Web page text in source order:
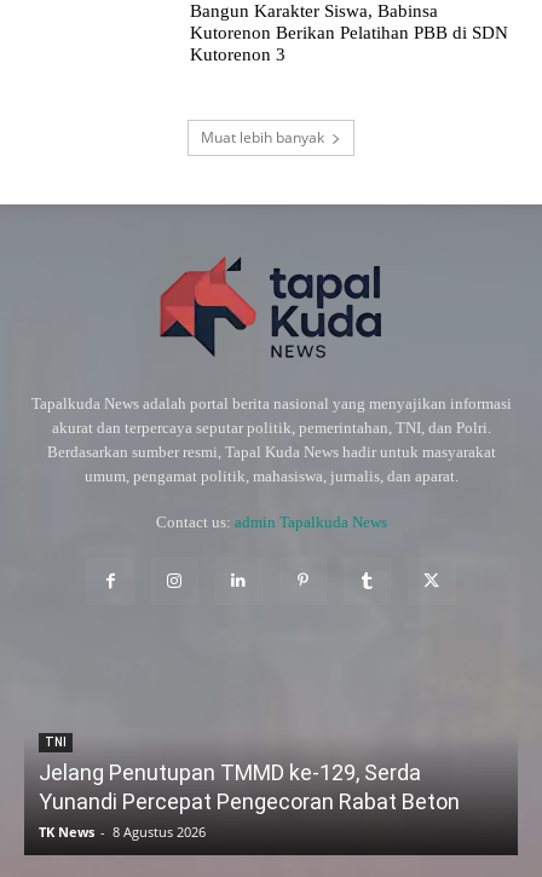
Bangun Karakter Siswa, Babinsa
Kutorenon Berikan Pelatihan PBB di SDN
Kutorenon 3
Muat lebih banyak
Tapalkuda News adalah portal berita nasional yang menyajikan informasi
akurat dan terpercaya seputar politik, pemerintahan, TNI, dan Polri.
Berdasarkan sumber resmi, Tapal Kuda News hadir untuk masyarakat
umum, pengamat politik, mahasiswa, jurnalis, dan aparat.
Contact us: admin Tapalkuda News
TNI
Jelang Penutupan TMMD ke-129, Serda
Yunandi Percepat Pengecoran Rabat Beton
TK News - 8 Agustus 2026